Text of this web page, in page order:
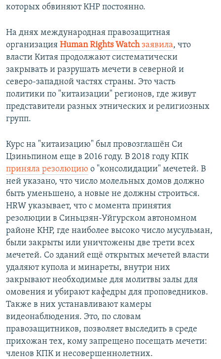
которых обвиняют КНР постоянно.
На днях международная правозащитная
организация Human Rights Watchзаявила, что
власти Китая продолжают систематически
закрывать и разрушать мечети в северной и
северо-западной частях страны. Это часть
политики по "китаизации" регионов, где живут
представители разных этнических и религиозных
групп.
Курс на "китаизацию" был провозглашён Си
Цзиньпином еще в 2016 году. В 2018 году КПК
приняла резолюцию о "консолидации" мечетей. В
ней указано, что число молельных домов должно
быть уменьшено, а новые не должны строиться.
HRW указывает, что с момента принятия
резолюции в Синьцзян-Уйгурском автономном
районе КНР, где наиболее высоко число мусульман,
были закрыты или уничтожены две трети всех
мечетей. Со зданий ещё открытых мечетей власти
удаляют купола и минареты, внутри них
закрывают необходимые для молитвы залы для
омовения и убирают кафедры для проповедников.
Также в них устанавливают камеры
видеонаблюдения. Это, по словам
правозащитников, позволяет выследить в среде
прихожан тех, кому запрещено посещать мечети:
членов КПК и несовершеннолетних.